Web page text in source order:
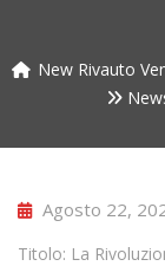
New Rivauto
Agosto 22,
Titolo: La